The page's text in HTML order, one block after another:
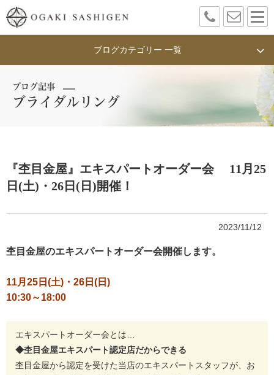
ブログカテゴリー 一覧
ブログ記事
ブライダルリング
『杢目金屋』エキスパートオーダー会 11月25
日(土)・26日(日)開催！
2023/11/12
杢目金屋のエキスパートオーダー会開催します。
11月25日(土)・26日 (日)
10:30～18:00
エキスパートオーダー会とは…
◆杢目金屋エキスパート認定店だからできる
杢目金屋から認定を受けた当店のエキスパートスタッフが、お